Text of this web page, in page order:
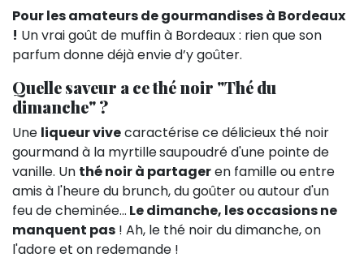
Pour les amateurs de gourmandises à Bordeaux
! Un vrai goût de muffin à Bordeaux : rien que son
parfum donne déjà envie d’y goûter.
Quelle saveur a ce thé noir "Thé du
dimanche" ?
Une liqueur vivecaractérise ce délicieux thé noir
gourmand à la myrtillesaupoudré d'une pointe de
vanille. Un thé noir à partageren famille ou entre
amis à l'heure du brunch, du goûter ou autour d'un
feu de cheminée... Le dimanche, les occasions ne
manquent pas ! Ah, le thé noir du dimanche, on
l'adore et on redemande !